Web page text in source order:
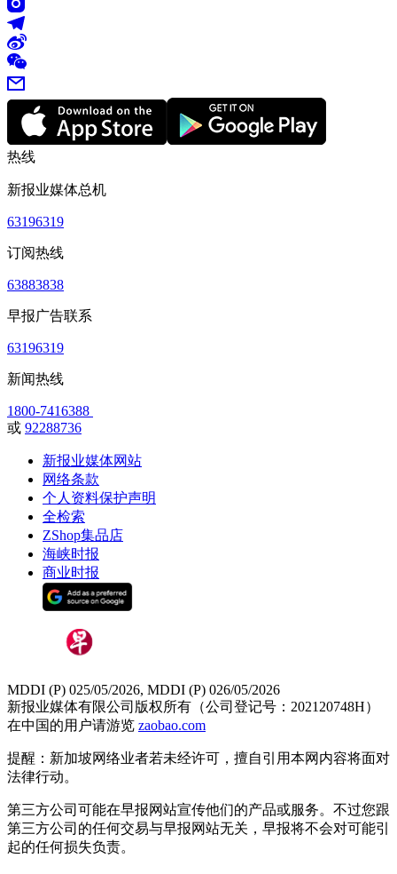
热线
新报业媒体总机
63196319
订阅热线
63883838
早报广告联系
63196319
新闻热线
1800-7416388
或 92288736
新报业媒体网站
网络条款
个人资料保护声明
全检索
ZShop集品店
海峡时报
商业时报
MDDI (P) 025/05/2026, MDDI (P) 026/05/2026
新报业媒体有限公司版权所有（公司登记号：202120748H）
在中国的用户请游览 zaobao.com
提醒：新加坡网络业者若未经许可，擅自引用本网内容将面对
法律行动。
第三方公司可能在早报网站宣传他们的产品或服务。不过您跟
第三方公司的任何交易与早报网站无关，早报将不会对可能引
起的任何损失负责。